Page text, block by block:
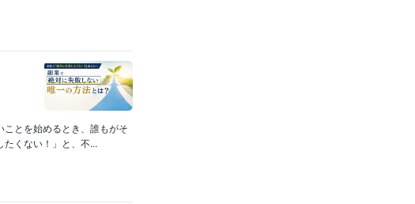
とを始めるとき、誰もがそ
くない！」と、不...